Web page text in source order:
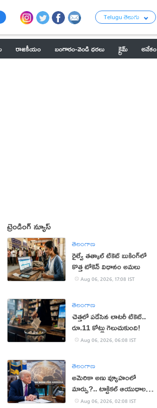
Telugu తెలుగు
రాజకీయం బంగారం-వెండి ధరలు క్రైమ్
అనేకం
ట్రెండింగ్ న్యూస్
తెలంగాణ
రైల్వే తత్కాల్ టికెట్ బుకింగ్‌లో
కొత్త టోకెన్ విధానం అమలు
Aug 06, 2026, 17:08 IST
తెలంగాణ
చెత్తలో పడేసిన లాటరీ టికెట్..
రూ.11 కోట్లు గెలుచుకుంది!
Aug 06, 2026, 06:08 IST
తెలంగాణ
అమెరికా అణు వ్యూహంలో
మార్పు?.. టాక్టికల్ ఆయుధాలకు
ప్రాధాన్యం!
Aug 06, 2026, 02:08 IST